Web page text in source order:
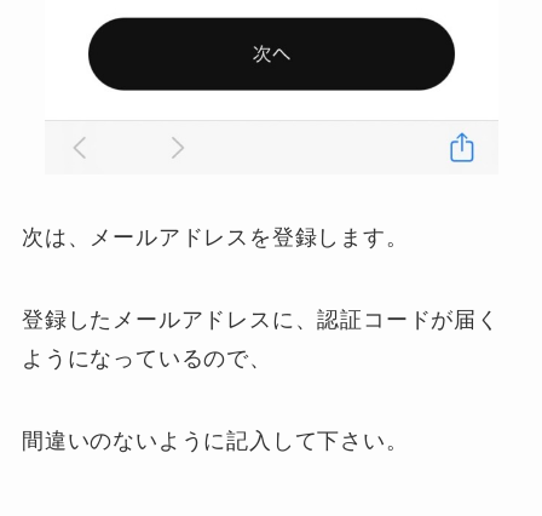
次は、メールアドレスを登録します。
登録したメールアドレスに、認証コードが届く
ようになっているので、
間違いのないように記入して下さい。